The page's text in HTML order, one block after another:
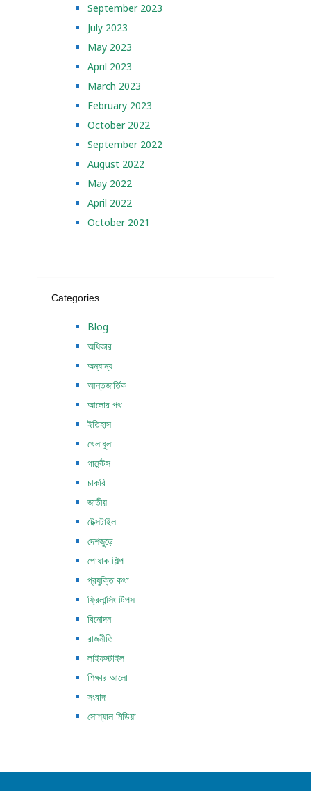
September 2023
July 2023
May 2023
April 2023
March 2023
February 2023
October 2022
September 2022
August 2022
May 2022
April 2022
October 2021
Categories
Blog
অধিকার
অন্যান্য
আন্তজার্তিক
আলোর পথ
ইতিহাস
খেলাধুলা
গার্মেন্টস
চাকরি
জাতীয়
টেক্সটাইল
দেশজুড়ে
পোষাক শিল্প
প্রযুক্তি কথা
ফ্রিলান্সিং টিপস
বিনোদন
রাজনীতি
লাইফস্টাইল
শিক্ষার আলো
সংবাদ
সোশ্যাল মিডিয়া